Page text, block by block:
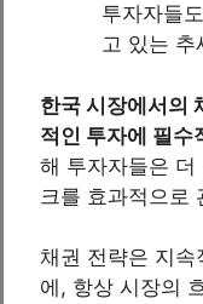
투자자들
고 있는 추
한국 시장에서의
적인 투자에 필수
해 투자자들은 더
크를 효과적으로
채권 전략은 지속
에, 항상 시장의